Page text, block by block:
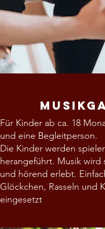
Für Kinder ab ca. 18
und eine Begleitperson.
Die Kinder werden
herangeführt. Musik wird
und hörend erlebt.
Glöckchen, Rasseln und
eingesetzt